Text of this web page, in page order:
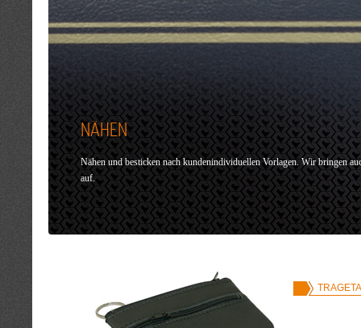
NÄHEN
Nähen und besticken nach kundenindividuellen Vorlagen. Wir bringen
auf.